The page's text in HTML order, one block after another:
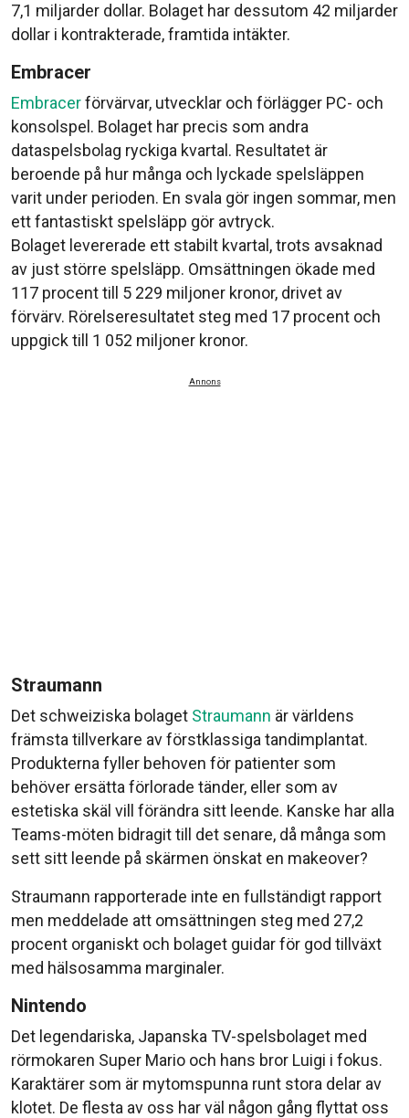
7,1 miljarder dollar. Bolaget har dessutom 42 miljarder
dollar i kontrakterade, framtida intäkter.
Embracer
Embracerförvärvar, utvecklar och förlägger PC- och
konsolspel. Bolaget har precis som andra
dataspelsbolag ryckiga kvartal. Resultatet är
beroende på hur många och lyckade spelsläppen
varit under perioden. En svala gör ingen sommar, men
ett fantastiskt spelsläpp gör avtryck.
Bolaget levererade ett stabilt kvartal, trots avsaknad
av just större spelsläpp. Omsättningen ökade med
117 procent till 5 229 miljoner kronor, drivet av
förvärv. Rörelseresultatet steg med 17 procent och
uppgick till 1 052 miljoner kronor.
Annons
Straumann
Det schweiziska bolaget Straumann är världens
främsta tillverkare av förstklassiga tandimplantat.
Produkterna fyller behoven för patienter som
behöver ersätta förlorade tänder, eller som av
estetiska skäl vill förändra sitt leende. Kanske har alla
Teams-möten bidragit till det senare, då många som
sett sitt leende på skärmen önskat en makeover?
Straumann rapporterade inte en fullständigt rapport
men meddelade att omsättningen steg med 27,2
procent organiskt och bolaget guidar för god tillväxt
med hälsosamma marginaler.
Nintendo
Det legendariska, Japanska TV-spelsbolaget med
rörmokaren Super Mario och hans bror Luigi i fokus.
Karaktärer som är mytomspunna runt stora delar av
klotet. De flesta av oss har väl någon gång flyttat oss